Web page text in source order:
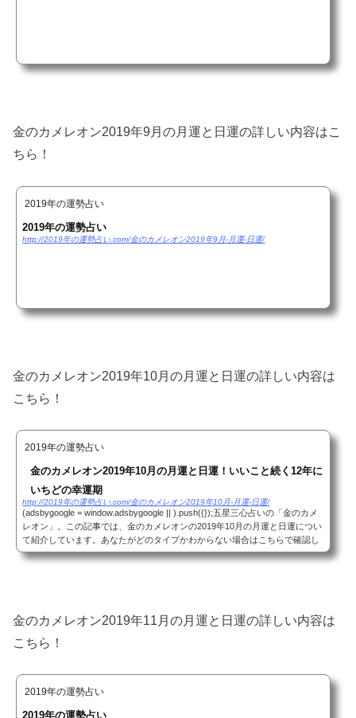
金のカメレオン2019年9月の月運と日運の詳しい内容はこ
ちら！
2019年の運勢占い
2019年の運勢占い
http://2019年の運勢占い.com/金のカメレオン2019年9月-月運-日運/
金のカメレオン2019年10月の月運と日運の詳しい内容は
こちら！
2019年の運勢占い
金のカメレオン2019年10月の月運と日運！いいこと続く12年に
いちどの幸運期
http://2019年の運勢占い.com/金のカメレオン2019年10月-月運-日運/
(adsbygoogle = window.adsbygoogle || ).push({});五星三心占いの「金のカメ
レオン」。この記事では、金のカメレオンの2019年10月の月運と日運につい
て紹介しています。あなたがどのタイプかわからない場合はこちらで確認し
てください。それではみていきましょう！(...
金のカメレオン2019年11月の月運と日運の詳しい内容は
こちら！
2019年の運勢占い
2019年の運勢占い